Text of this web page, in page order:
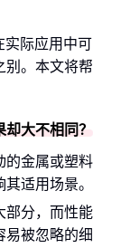
实际应用中可
别。本文将帮
大不相同？
的金属或塑料
适用场景。
部分，而性能
易被忽略的细